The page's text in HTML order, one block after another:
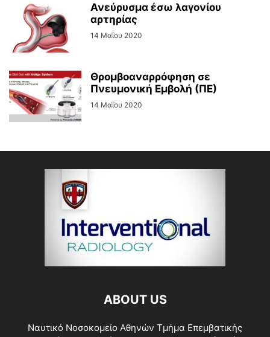
Ανεύρυσμα έσω λαγονίου
αρτηρίας
14 Μαΐου 2020
Θρομβοαναρρόφηση σε
Πνευμονική Εμβολή (ΠΕ)
14 Μαΐου 2020
ABOUT US
Ναυτικό Νοσοκομείο Αθηνών Τμήμα Επεμβατικής